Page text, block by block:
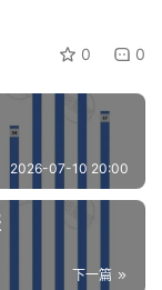
0 0
2026-07-10 20:00
下一篇